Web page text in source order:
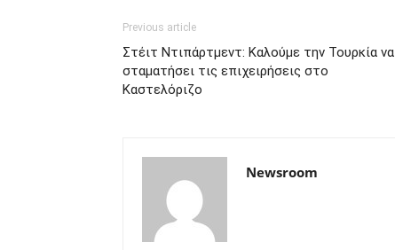
Previous article
Στέιτ Ντιπάρτμεντ: Καλούμε την Τουρκία να
σταματήσει τις επιχειρήσεις στο
Καστελόριζο
Newsroom